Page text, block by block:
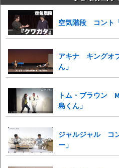
空気階段 コント
アキナ キングオ
ん」
トム・ブラウン
島くん」
ジャルジャル コ
ー」